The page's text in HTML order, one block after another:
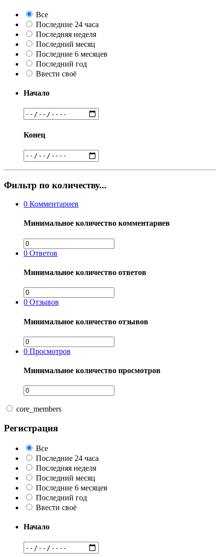
Все
Последние 24 часа
Последняя неделя
Последний месяц
Последние 6 месяцев
Последний год
Ввести своё
Начало
Конец
Фильтр по количеству...
0 Комментариев
Минимальное количество комментариев
0 Ответов
Минимальное количество ответов
0 Отзывов
Минимальное количество отзывов
0 Просмотров
Минимальное количество просмотров
core_members
Регистрация
Все
Последние 24 часа
Последняя неделя
Последний месяц
Последние 6 месяцев
Последний год
Ввести своё
Начало